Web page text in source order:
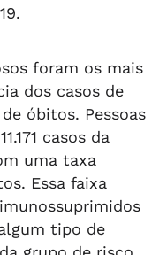
foram os mais
dos casos de
óbitos. Pessoas
casos da
uma taxa
Essa faixa
tipo de